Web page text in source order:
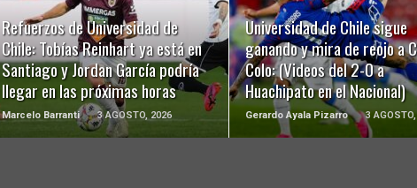
Refuerzos de Universidad de
Chile: Tobías Reinhart ya está en
Santiago y Jordan García podría
llegar en las próximas horas
Marcelo Barranti 3 AGOSTO, 2026
LEER MÁS
Universidad de Chile sigue
ganando y mira de reojo a
Colo: (Videos del 2-0 a
Huachipato en el Nacional)
Gerardo Ayala Pizarro 3
LEER MÁS